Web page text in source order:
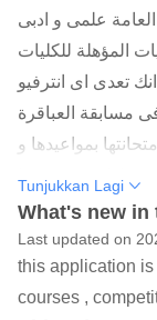
علمى و ادبى
المؤهلة للكليات
تعدى اى انترفيو
العباقرة
بمواعيدها و
و الاسبانية و
الايطالية
و التكنكال
من الشبكات و
Tunjukkan Lagi
What's new in
Last updated on
this application
courses ,